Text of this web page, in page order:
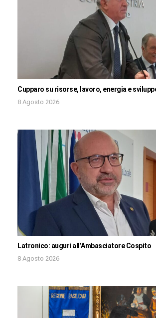
Cupparo su risorse, lavoro, energia e
8 Agosto 2026
Latronico: auguri all’Ambasciatore Cospito
8 Agosto 2026